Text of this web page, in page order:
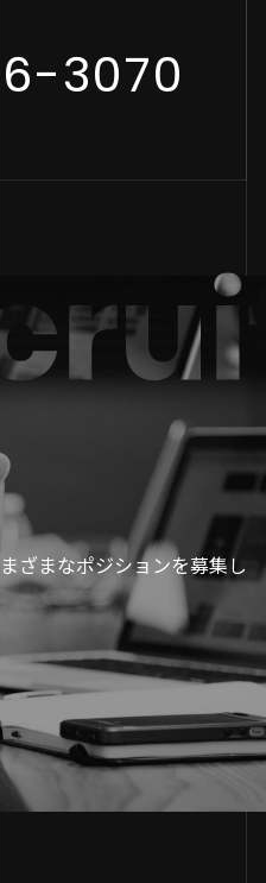
3070
ざまなポジションを募集し